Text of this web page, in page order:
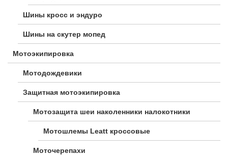
Шины кросс и эндуро
Шины на скутер мопед
Мотоэкипировка
Мотодождевики
Защитная мотоэкипировка
Мотозащита шеи наколенники налокотники
Мотошлемы Leatt кроссовые
Моточерепахи